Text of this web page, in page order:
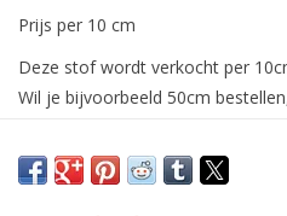
Prijs per 10 cm
Deze stof wordt verkocht per
Wil je bijvoorbeeld 50cm
Effen dikke jogging